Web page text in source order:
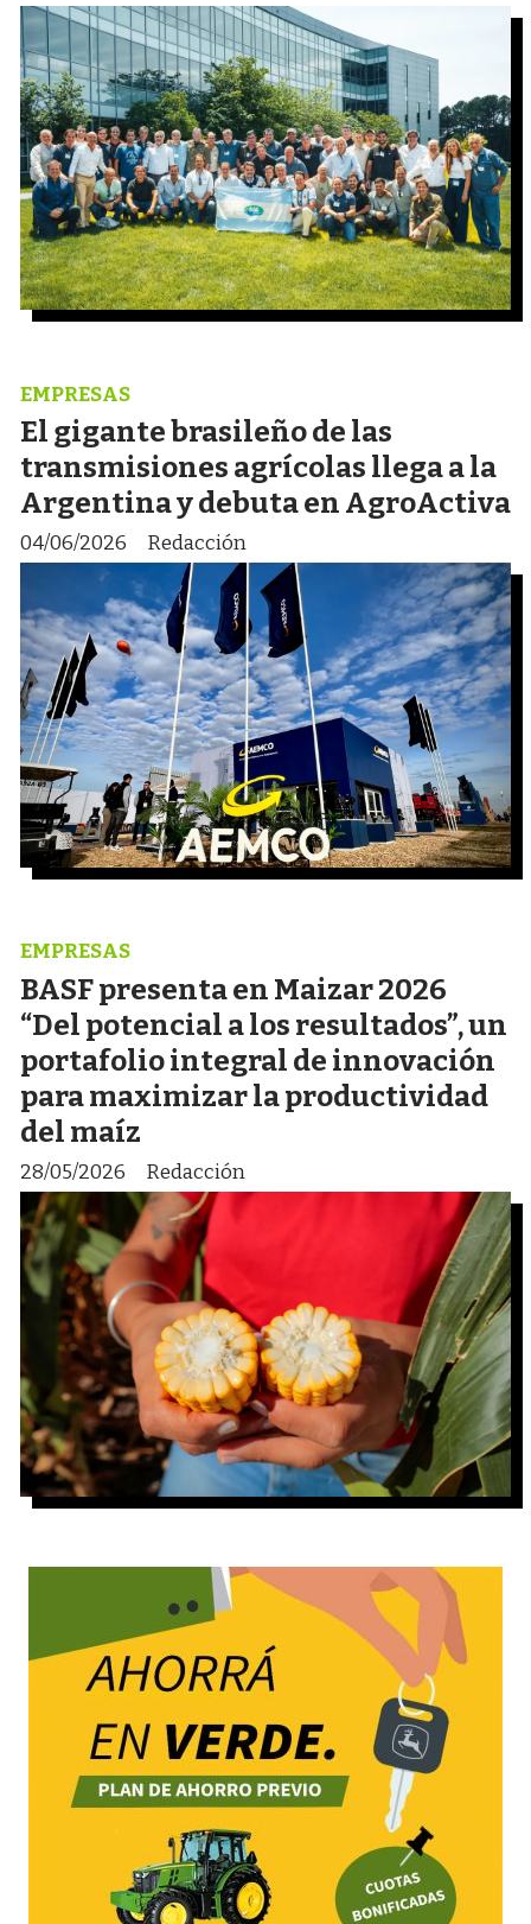
El gigante brasileño de las
transmisiones agrícolas llega a la
Argentina y debuta en AgroActiva
Redacción
EMPRESAS
04/06/2026
BASF presenta en Maizar 2026
“Del potencial a los resultados”, un
portafolio integral de innovación
para maximizar la productividad
del maíz
Redacción
EMPRESAS
28/05/2026